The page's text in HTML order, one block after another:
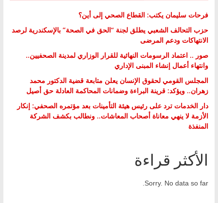
فرحات سليمان يكتب: القطاع الصحي إلى أين؟
حزب التحالف الشعبي يطلق لجنة “الحق في الصحة” بالإسكندرية لرصد
الانتهاكات ودعم المرضى
صور .. اعتماد الرسومات النهائية للقرار الوزاري لمدينة الصحفيين..
وانتهاء أعمال إنشاء المبنى الإداري
المجلس القومي لحقوق الإنسان يعلن متابعة قضية الدكتور محمد
زهران.. ويؤكد: قرينة البراءة وضمانات المحاكمة العادلة حق أصيل
دار الخدمات ترد على رئيس هيئة التأمينات بعد مؤتمره الصحفي: إنكار
الأزمة لا ينهي معاناة أصحاب المعاشات.. ونطالب بكشف الشركة
المنفذة
الأكثر قراءة
Sorry. No data so far.